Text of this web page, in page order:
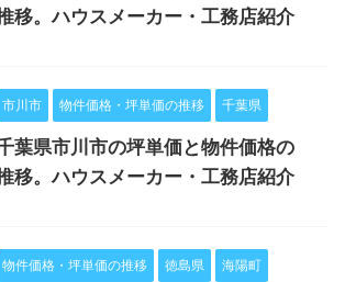
移。ハウスメーカー・工務店紹介
市川市 物件価格・坪単価の推移 千葉県
葉県市川市の坪単価と物件価格の
移。ハウスメーカー・工務店紹介
物件価格・坪単価の推移 徳島県 海陽町